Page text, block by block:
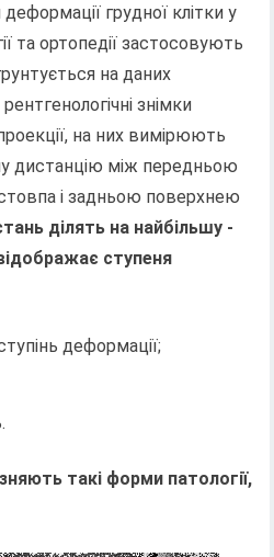
грудної клітки у
та ортопедії застосовують
на даних
знімки
на них вимірюють
дистанцію між передньою
і задньою поверхнею
ділять на найбільшу -
ступеня
деформації;
такі форми патології,